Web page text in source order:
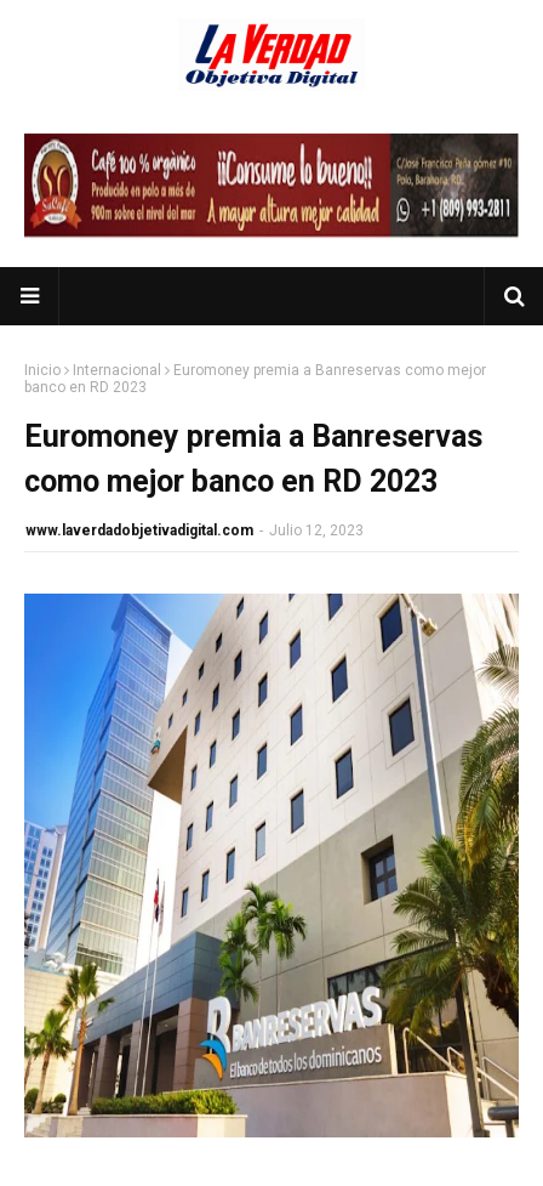
Inicio Internacional
Euromoney premia a Banreservas como mejor
banco en RD 2023
Euromoney premia a Banreservas
como mejor banco en RD 2023
www.laverdadobjetivadigital.com - Julio 12, 2023